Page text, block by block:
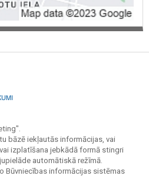
bāzē iekļautās informācijas, vai
izplatīšana jebkādā formā stingri
automātiskā režīmā.
Būvniecības informācijas sistēmas